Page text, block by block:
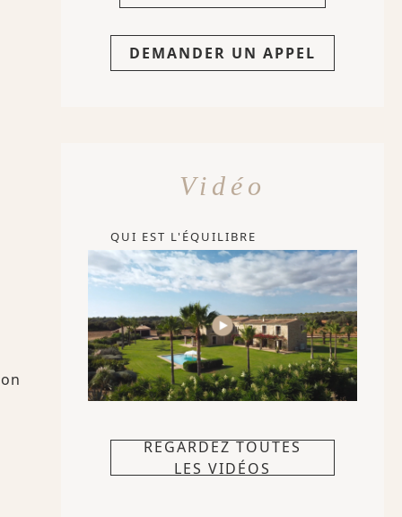
DEMANDER UN APPEL
Vidéo
QUI EST L'ÉQUILIBRE
REGARDEZ TOUTES
LES VIDÉOS